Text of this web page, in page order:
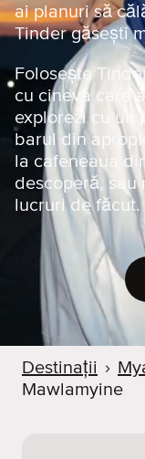
ai planuri să
Tinder găsești
Folosește
cu cineva care
explorezi cu un
barul din
la cafeneaua
descoperă, sau
lucruri de făcut.
Destinații ›
Mawlamyine